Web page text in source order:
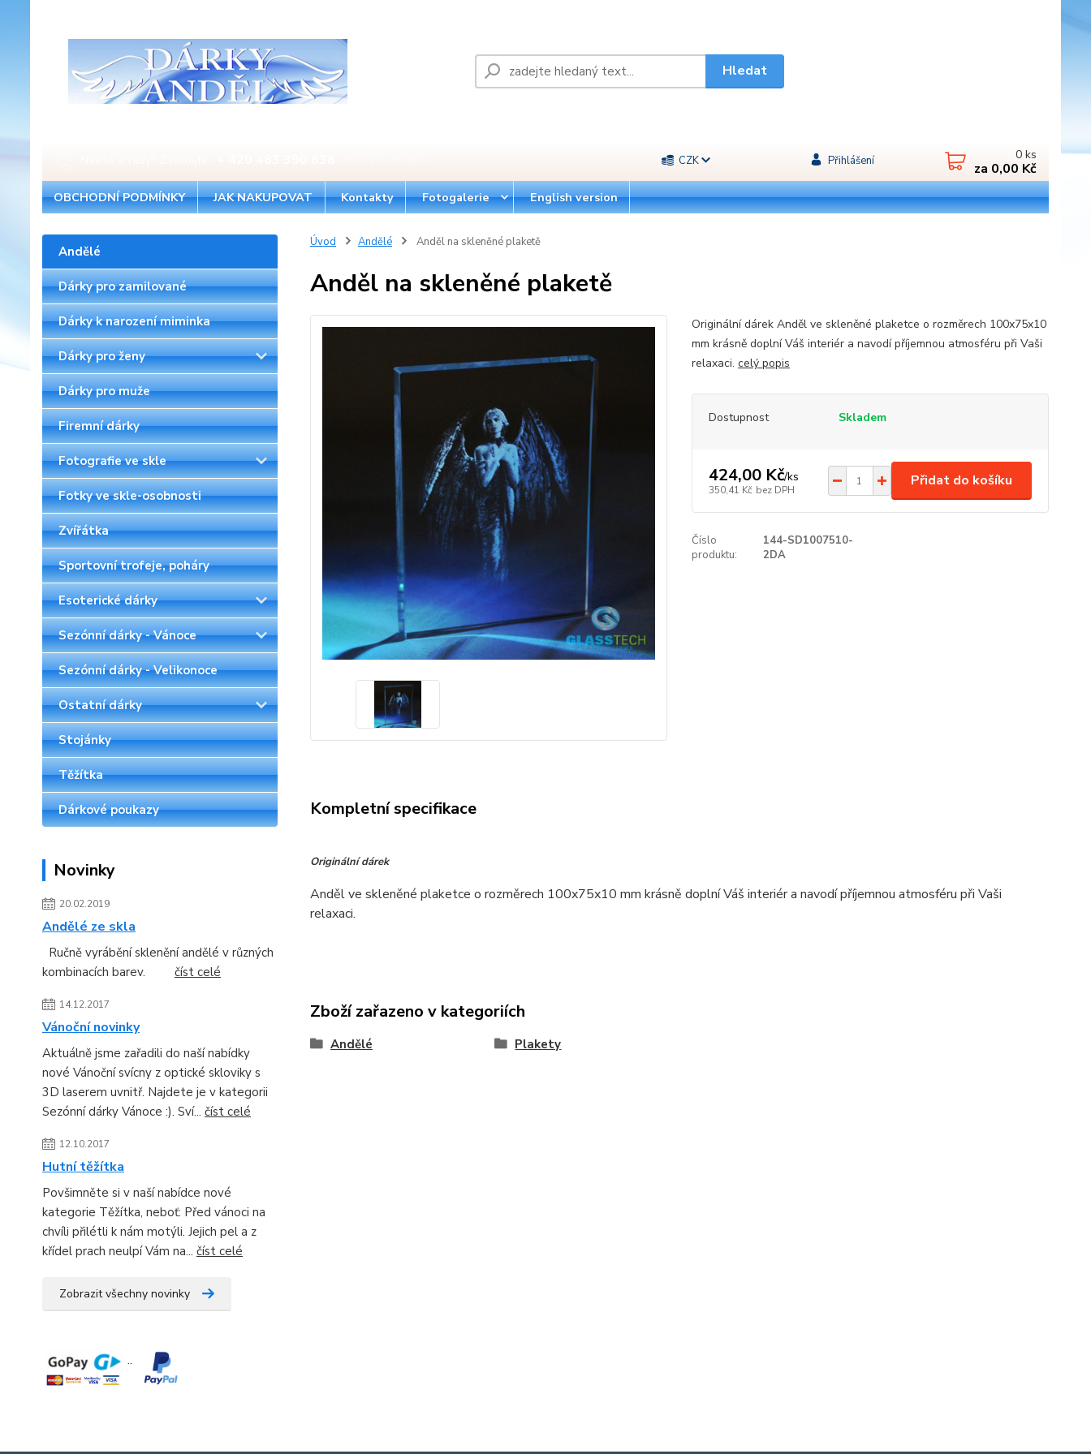
OBCHODNÍ PODMÍNKY JAK NAKUPOVAT Kontakty Fotogalerie English version
CZK Přihlášení
Hledat
0 ks
za 0,00 Kč
Andělé
Dárky pro zamilované
Dárky k narození miminka
Dárky pro ženy
Dárky pro muže
Firemní dárky
Fotografie ve skle
Fotky ve skle-osobnosti
Zvířátka
Sportovní trofeje, poháry
Esoterické dárky
Sezónní dárky - Vánoce
Sezónní dárky - Velikonoce
Ostatní dárky
Stojánky
Těžítka
Dárkové poukazy
Novinky
20.02.2019
Andělé ze skla
Ručně vyrábění sklenění andělé v různých
kombinacích barev. číst celé
14.12.2017
Vánoční novinky
Aktuálně jsme zařadili do naší nabídky
nové Vánoční svícny z optické skloviky s
3D laserem uvnitř. Najdete je v kategorii
Sezónní dárky Vánoce :). Sví... číst celé
12.10.2017
Hutní těžítka
Povšimněte si v naší nabídce nové
kategorie Těžítka, neboť: Před vánoci na
chvíli přilétli k nám motýli. Jejich pel a z
křídel prach neulpí Vám na... číst celé
Zobrazit všechny novinky
¨
Úvod Andělé Anděl na skleněné plaketě
Anděl na skleněné plaketě
Originální dárek Anděl ve skleněné plaketce o rozměrech 100x75x10
mm krásně doplní Váš interiér a navodí příjemnou atmosféru při Vaši
relaxaci. celý popis
Dostupnost Skladem
424,00 Kč/ks
350,41 Kč bez DPH
Přidat do košíku
Číslo
produktu:
144-SD1007510-
2DA
Kompletní specifikace
Originální dárek
Anděl ve skleněné plaketce o rozměrech 100x75x10 mm krásně doplní Váš interiér a navodí příjemnou atmosféru při Vaši
relaxaci.
Zboží zařazeno v kategoriích
Andělé Plakety